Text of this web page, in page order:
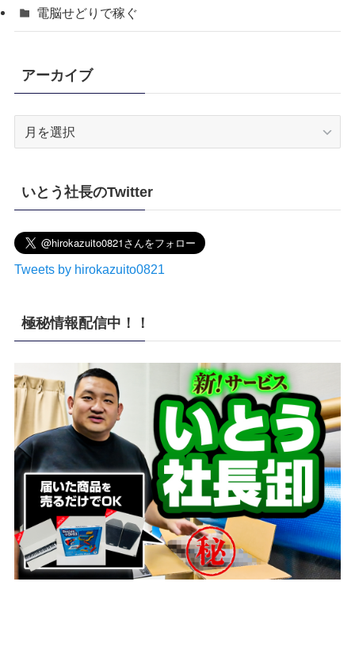
電脳せどりで稼ぐ
アーカイブ
いとう社長のTwitter
Tweets by hirokazuito0821
極秘情報配信中！！